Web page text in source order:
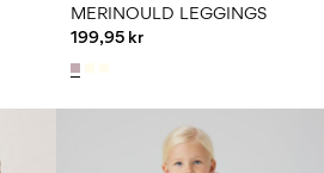
MERINOULD LEGGINGS
199,95 kr